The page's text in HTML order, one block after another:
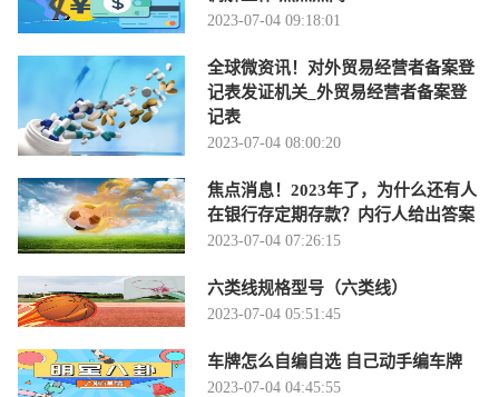
2023-07-04 09:18:01
全球微资讯！对外贸易经营者备案登
记表发证机关_外贸易经营者备案登
记表
2023-07-04 08:00:20
焦点消息！2023年了，为什么还有人
在银行存定期存款？内行人给出答案
2023-07-04 07:26:15
六类线规格型号（六类线）
2023-07-04 05:51:45
车牌怎么自编自选 自己动手编车牌
2023-07-04 04:45:55